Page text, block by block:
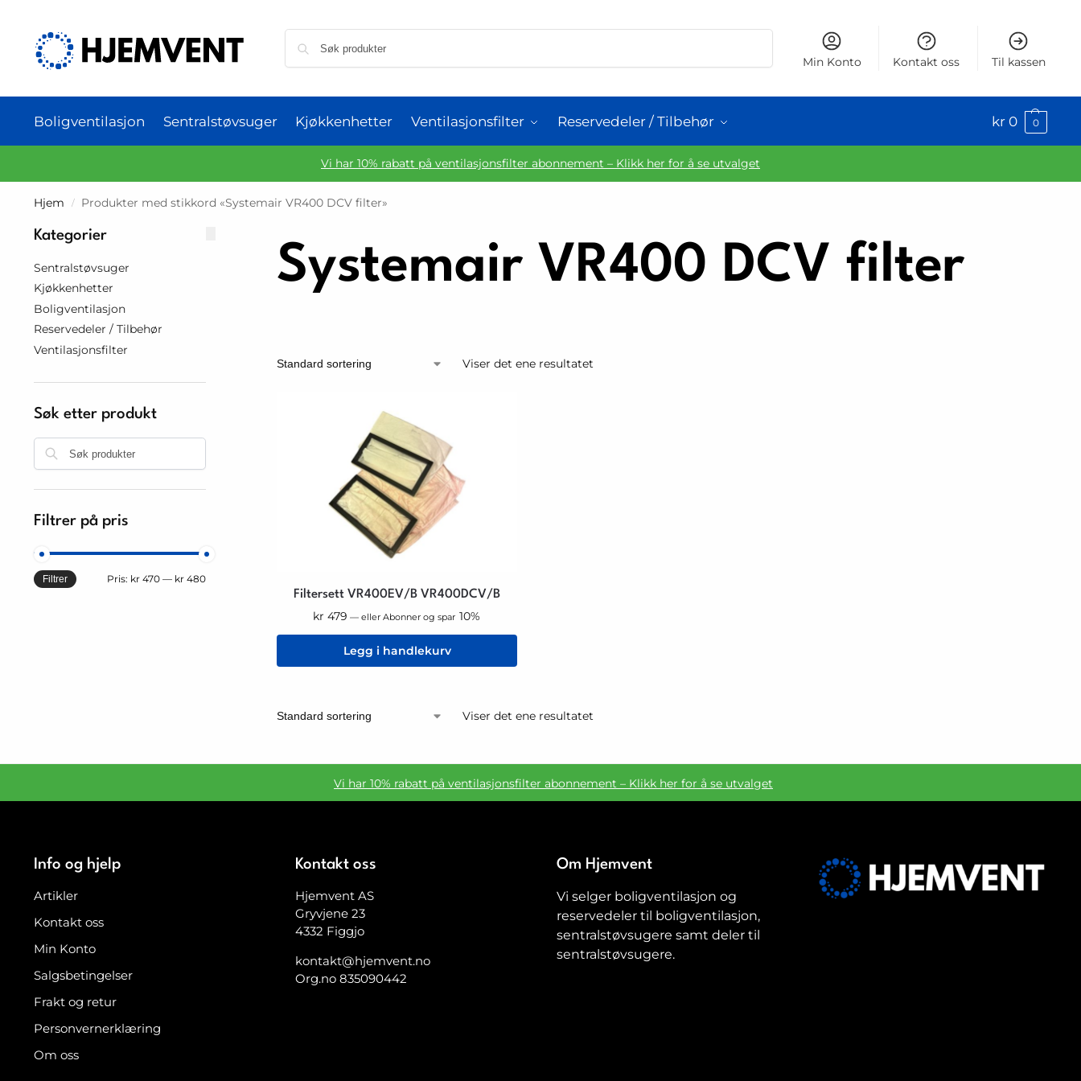
Min Konto Kontakt oss Til kassen
Boligventilasjon Sentralstøvsuger Kjøkkenhetter Ventilasjonsfilter Reservedeler / Tilbehør kr 0 0
Vi har 10% rabatt på ventilasjonsfilter abonnement – Klikk her for å se utvalget
Hjem / Produkter med stikkord «Systemair VR400 DCV filter»
Systemair VR400 DCV filter
Viser det ene resultatet
Filtersett VR400EV/B VR400DCV/B
kr 479 — eller Abonner og spar 10%
Legg i handlekurv
Viser det ene resultatet
Kategorier
Sentralstøvsuger
Kjøkkenhetter
Boligventilasjon
Reservedeler / Tilbehør
Ventilasjonsfilter
Søk etter produkt
Filtrer på pris
Filtrer Pris: kr 470 — kr 480
Vi har 10% rabatt på ventilasjonsfilter abonnement – Klikk her for å se utvalget
Info og hjelp
Artikler
Kontakt oss
Min Konto
Salgsbetingelser
Frakt og retur
Personvernerklæring
Om oss
Kontakt oss
Hjemvent AS
Gryvjene 23
4332 Figgjo
kontakt@hjemvent.no
Org.no 835090442
Om Hjemvent
Vi selger boligventilasjon og
reservedeler til boligventilasjon,
sentralstøvsugere samt deler til
sentralstøvsugere.